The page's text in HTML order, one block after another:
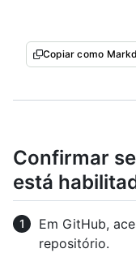
Copiar como
Confirmar
está
Em GitHub,
repositório.